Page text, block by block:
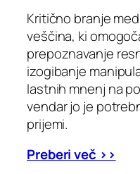
Kritično branje
veščina, ki
prepoznavanje
izogibanje
lastnih mnenj na
vendar jo je
prijemi.
Preberi več >>